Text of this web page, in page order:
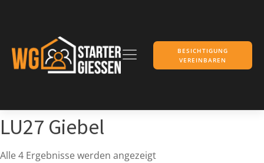
BESICHTIGUNG
VEREINBAREN
LU27 Giebel
Alle 4 Ergebnisse werden angezeigt